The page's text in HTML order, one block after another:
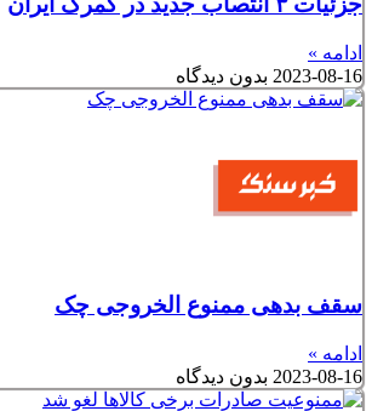
ادامه »
2023-08-16 بدون دیدگاه
سقف بدهی ممنوع الخروجی چک
ادامه »
2023-08-16 بدون دیدگاه